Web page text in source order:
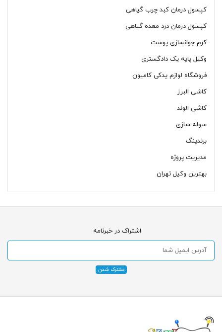
کپسول درمان کبد چرب گیاهی
کپسول درمان درد معده گیاهی
کرم جوانسازی پوست
وکیل پایه یک دادگستری
فروشگاه لوازم یدکی کامیون
کاشی البرز
کاشی الوند
سوله سازی
برندینگ
مدیریت پروژه
بهترین وکیل تهران
اشتراک در خبرنامه